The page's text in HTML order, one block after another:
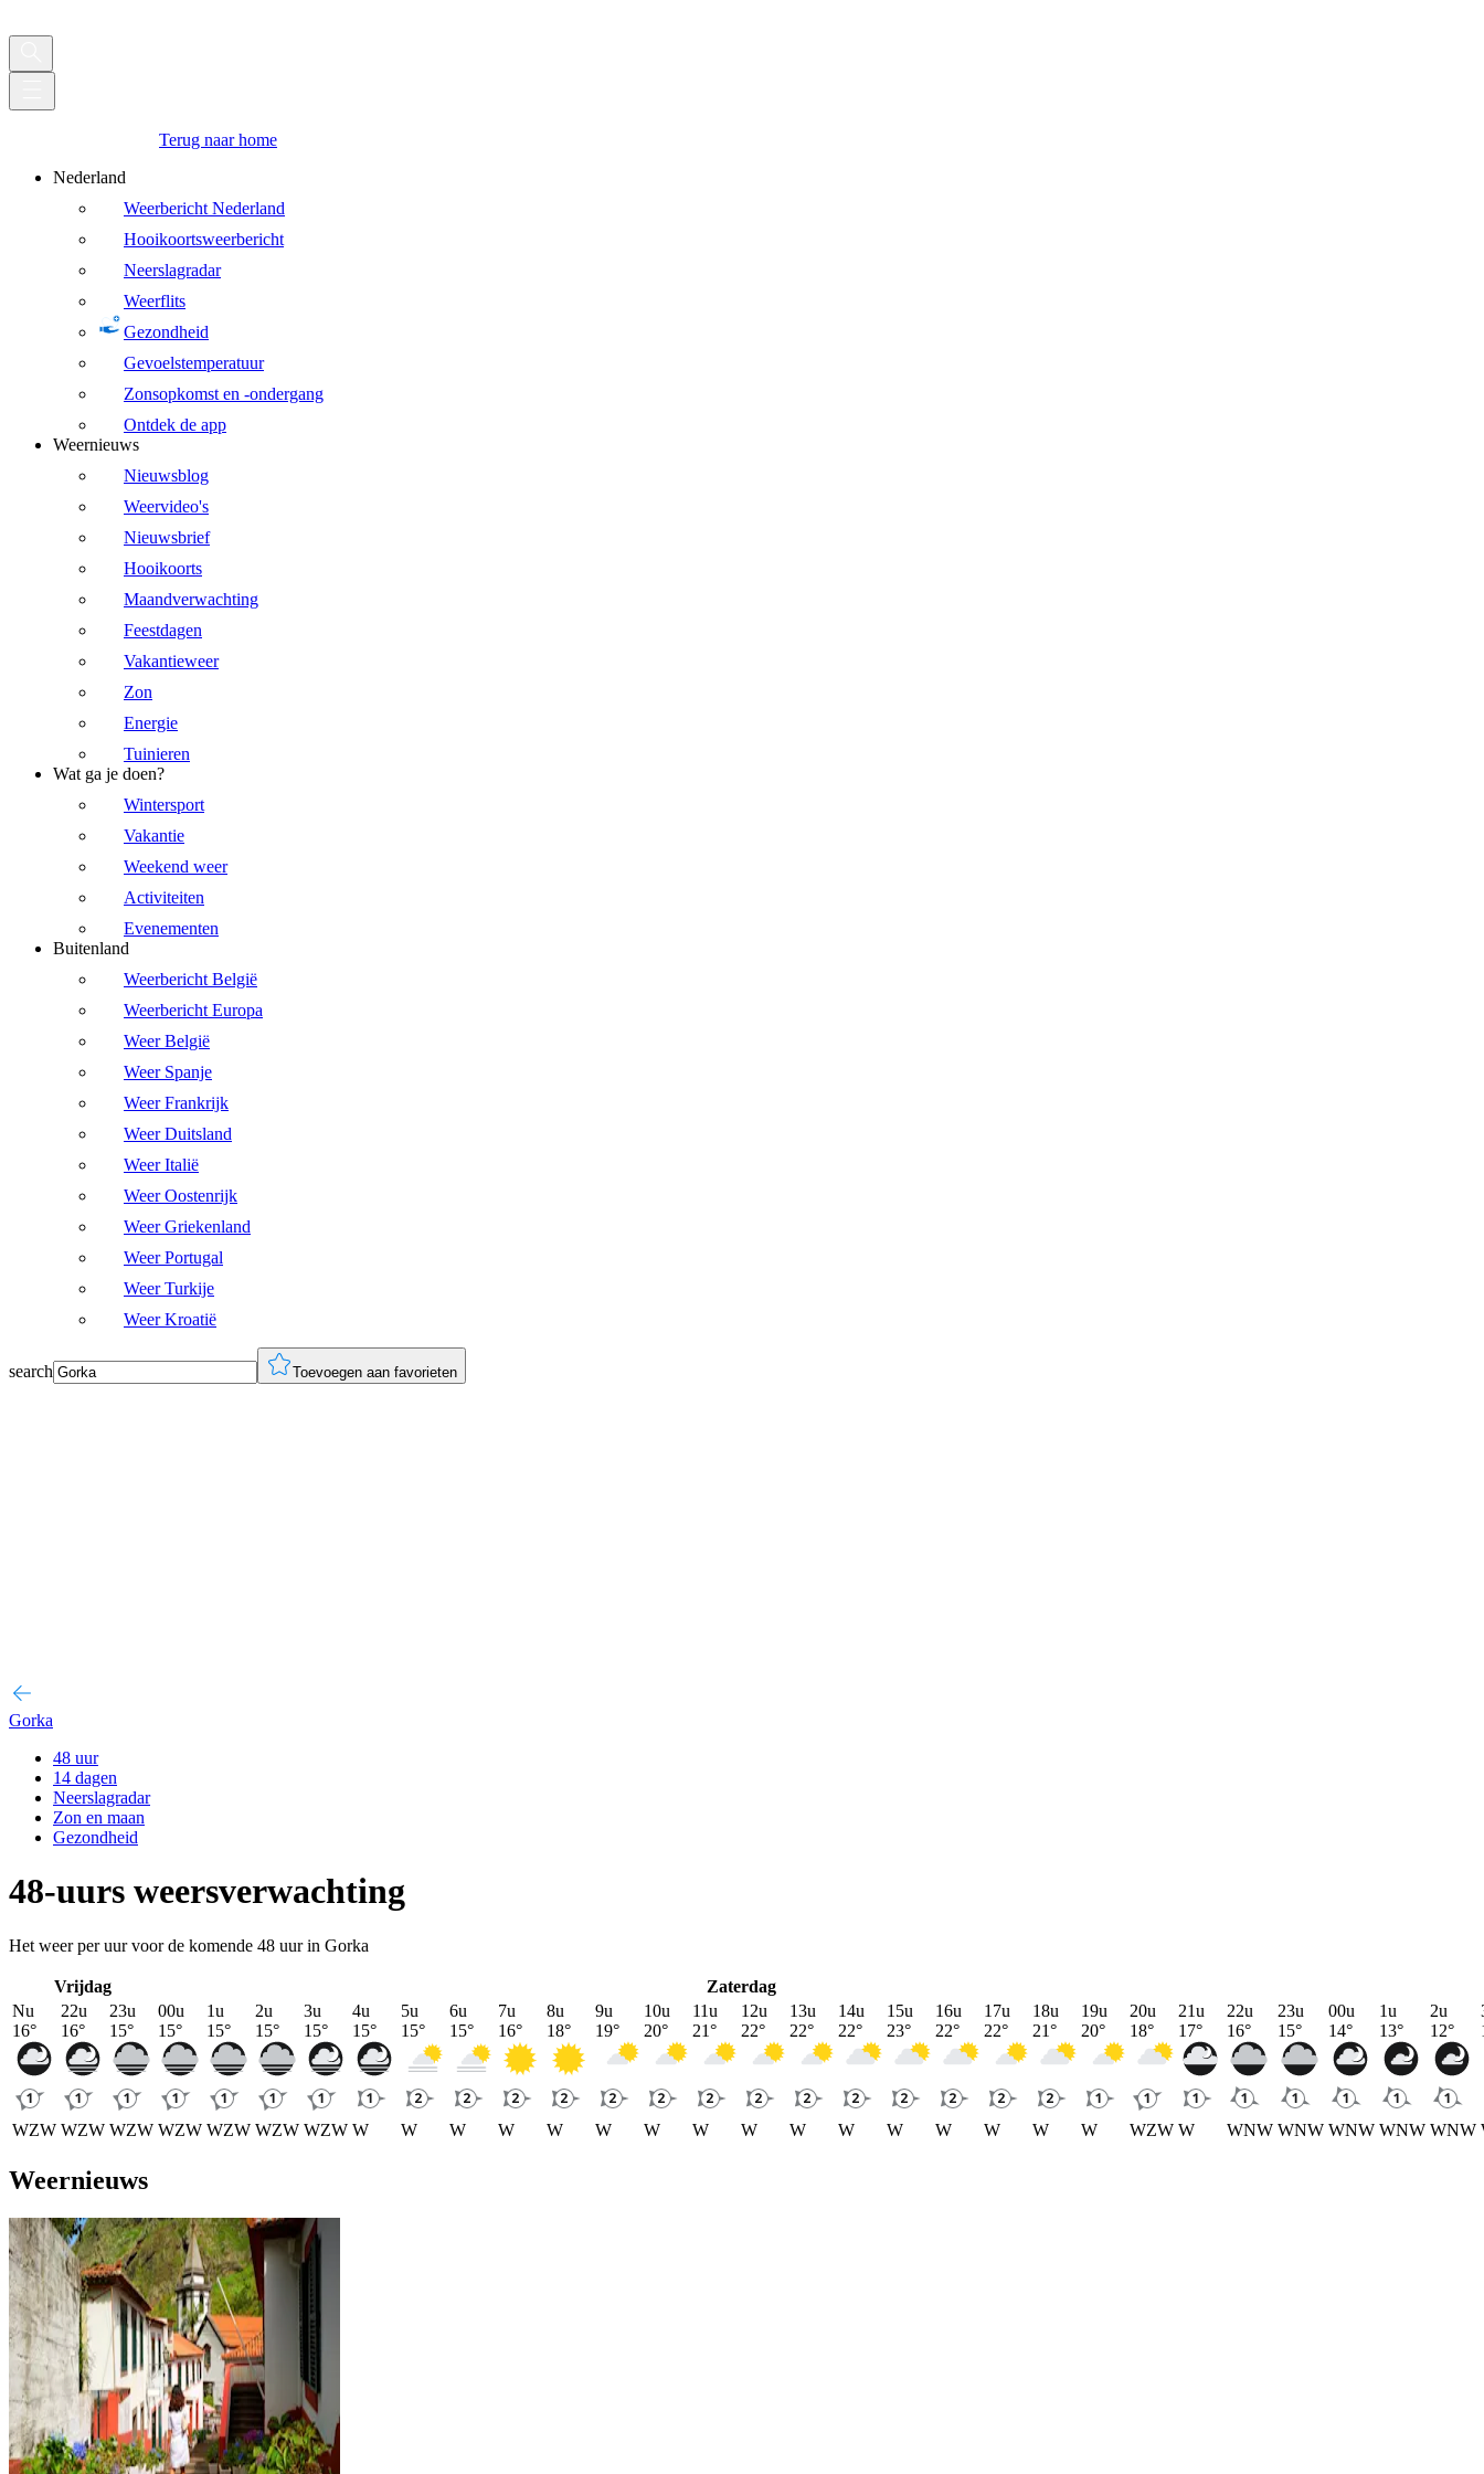
Terug naar home
Nederland
Weerbericht Nederland
Hooikoortsweerbericht
Neerslagradar
Weerflits
Gezondheid
Gevoelstemperatuur
Zonsopkomst en -ondergang
Ontdek de app
Weernieuws
Nieuwsblog
Weervideo's
Nieuwsbrief
Hooikoorts
Maandverwachting
Feestdagen
Vakantieweer
Zon
Energie
Tuinieren
Wat ga je doen?
Wintersport
Vakantie
Weekend weer
Activiteiten
Evenementen
Buitenland
Weerbericht België
Weerbericht Europa
Weer België
Weer Spanje
Weer Frankrijk
Weer Duitsland
Weer Italië
Weer Oostenrijk
Weer Griekenland
Weer Portugal
Weer Turkije
Weer Kroatië
search Toevoegen aan favorieten
Gorka
48 uur
14 dagen
Neerslagradar
Zon en maan
Gezondheid
48-uurs weersverwachting
Het weer per uur voor de komende 48 uur in Gorka
Vrijdag
Zaterdag
Nu
16°
WZW
22u
16°
WZW
23u
15°
WZW
00u
15°
WZW
1u
15°
WZW
2u
15°
WZW
3u
15°
WZW
4u
15°
W
5u
15°
W
6u
15°
W
7u
16°
W
8u
18°
W
9u
19°
W
10u
20°
W
11u
21°
W
12u
22°
W
13u
22°
W
14u
22°
W
15u
23°
W
16u
22°
W
17u
22°
W
18u
21°
W
19u
20°
W
20u
18°
WZW
21u
17°
W
22u
16°
WNW
23u
15°
WNW
00u
14°
WNW
1u
13°
WNW
2u
12°
WNW
Weernieuws